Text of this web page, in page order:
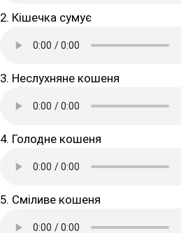
2. Кішечка сумує
3. Неслухняне кошеня
4. Голодне кошеня
5. Сміливе кошеня